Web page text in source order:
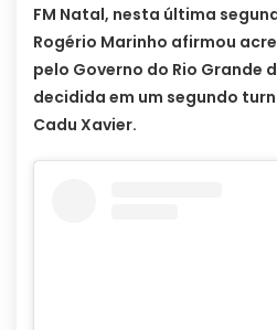
FM Natal, nesta última
Rogério Marinho afirmou
pelo Governo do Rio Grande
decidida em um segundo
Cadu Xavier.